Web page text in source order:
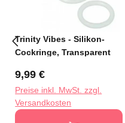
Trinity Vibes - Silikon-
Cockringe, Transparent
Regulärer Preis:
9,99 €
Preise inkl. MwSt. zzgl.
Versandkosten